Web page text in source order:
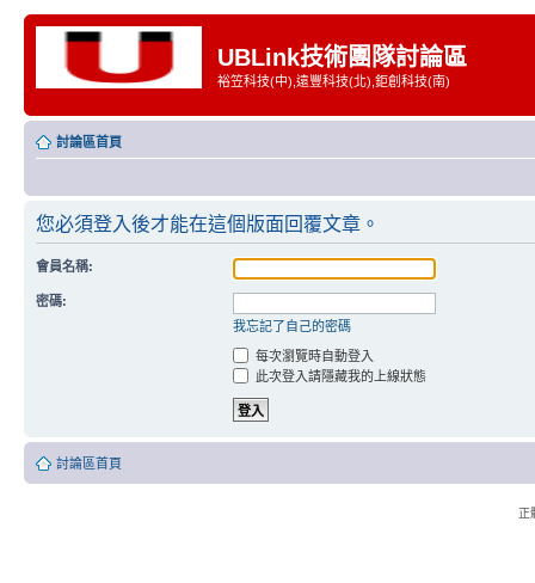
UBLink技術團隊討論區
裕笠科技(中),遠豐科技(北),鉅創科技(南)
討論區首頁
您必須登入後才能在這個版面回覆文章。
會員名稱:
密碼:
我忘記了自己的密碼
每次瀏覽時自動登入
此次登入請隱藏我的上線狀態
討論區首頁
正